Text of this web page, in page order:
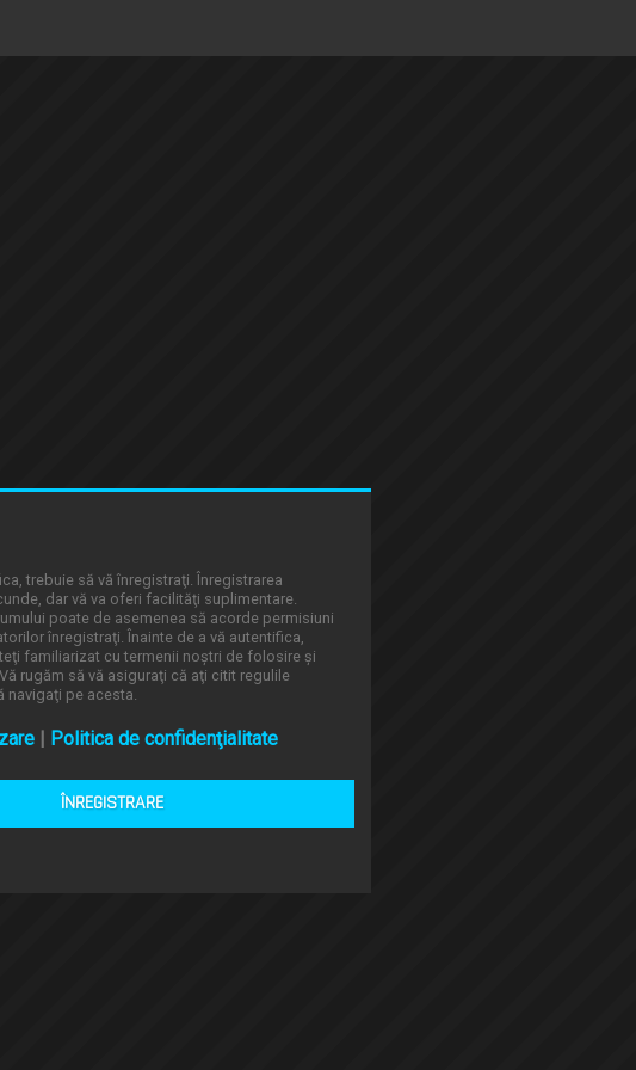
trebuie să vă înregistraţi. Înregistrarea
dar vă va oferi facilităţi suplimentare.
poate de asemenea să acorde permisiuni
înregistraţi. Înainte de a vă autentifica,
familiarizat cu termenii noştri de folosire şi
rugăm să vă asiguraţi că aţi citit regulile
navigaţi pe acesta.
Politica de confidenţialitate
ÎNREGISTRARE